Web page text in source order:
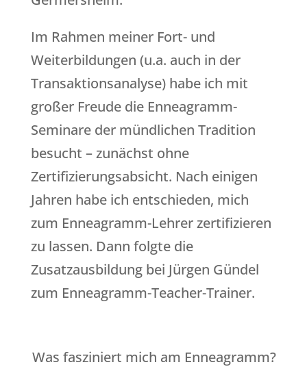
Im Rahmen meiner Fort- und
Weiterbildungen (u.a. auch in der
Transaktionsanalyse) habe ich mit
großer Freude die Enneagramm-
Seminare der mündlichen Tradition
besucht – zunächst ohne
Zertifizierungsabsicht. Nach einigen
Jahren habe ich entschieden, mich
zum Enneagramm-Lehrer zertifizieren
zu lassen. Dann folgte die
Zusatzausbildung bei Jürgen Gündel
zum Enneagramm-Teacher-Trainer.
Was fasziniert mich am Enneagramm?